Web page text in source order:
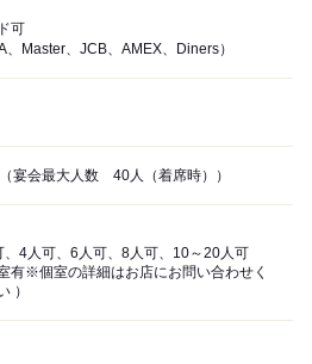
可
、Master、JCB、AMEX、Diners）
宴会最大人数 40人（着席時））
、4人可、6人可、8人可、10～20人可
室有※個室の詳細はお店にお問い合わせく
）